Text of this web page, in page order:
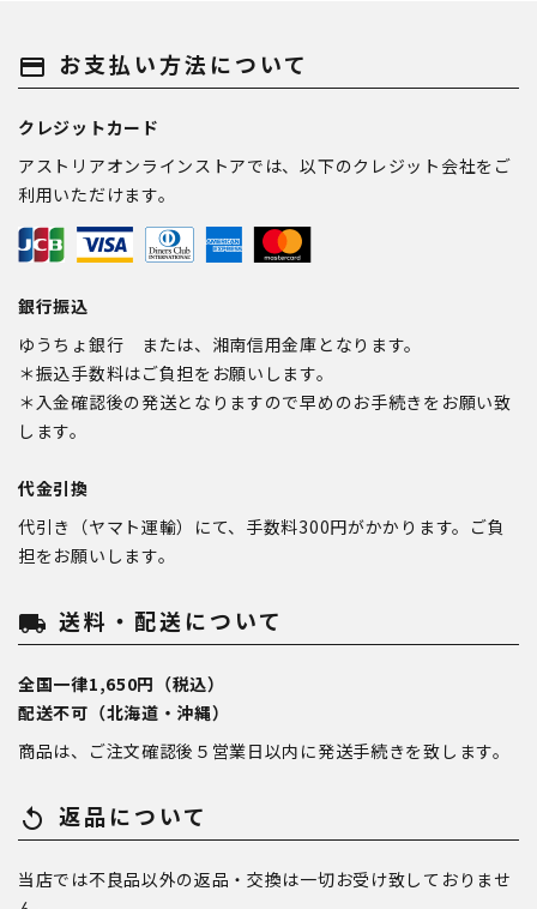
payment お支払い方法について
クレジットカード
アストリアオンラインストアでは、以下のクレジット会社をご
利用いただけます。
銀行振込
ゆうちょ銀行 または、湘南信用金庫となります。
＊振込手数料はご負担をお願いします。
＊入金確認後の発送となりますので早めのお手続きをお願い致
します。
代金引換
代引き（ヤマト運輸）にて、手数料300円がかかります。ご負
担をお願いします。
local_shipping 送料・配送について
全国一律1,650円（税込）
配送不可（北海道・沖縄）
商品は、ご注文確認後５営業日以内に発送手続きを致します。
replay 返品について
当店では不良品以外の返品・交換は一切お受け致しておりませ